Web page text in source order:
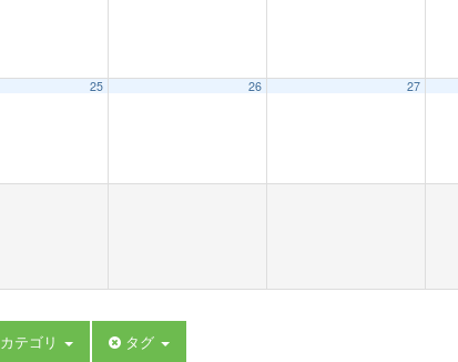
25 26 27
カテゴリ タグ